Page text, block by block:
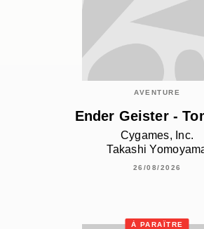
AVENTURE
Ender Geister -
Cygames, Inc.
Takashi
26/08/2026
À PARAÎTRE